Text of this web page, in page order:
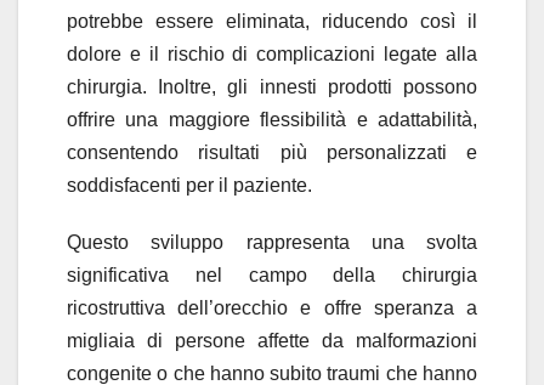
potrebbe essere eliminata, riducendo così il
dolore e il rischio di complicazioni legate alla
chirurgia. Inoltre, gli innesti prodotti possono
offrire una maggiore flessibilità e adattabilità,
consentendo risultati più personalizzati e
soddisfacenti per il paziente.
Questo sviluppo rappresenta una svolta
significativa nel campo della chirurgia
ricostruttiva dell’orecchio e offre speranza a
migliaia di persone affette da malformazioni
congenite o che hanno subito traumi che hanno